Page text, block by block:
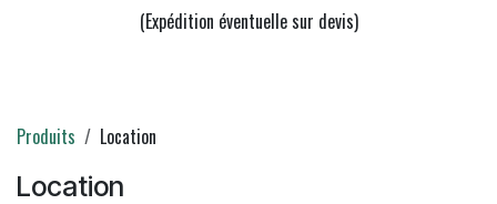
(Expédition éventuelle sur devis)
Produits Location
Location